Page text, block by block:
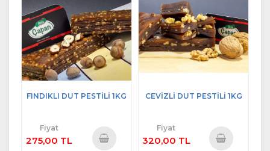
FINDIKLI DUT PESTİLİ 1KG
Fiyat
275,00 TL
CEVİZLİ DUT PESTİLİ 1KG
Fiyat
320,00 TL